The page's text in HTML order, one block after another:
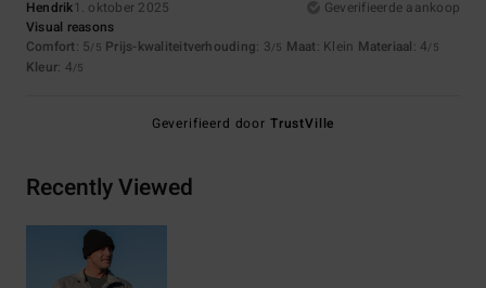
Hendrik1. oktober 2025
Geverifieerde aankoop
Visual reasons
Comfort: 5/5 Prijs-kwaliteitverhouding: 3/5 Maat: Klein Materiaal: 4/5
Kleur: 4/5
Geverifieerd door TrustVille
Recently Viewed